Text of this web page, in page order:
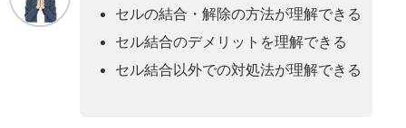
セルの結合・解除の方法が理解できる
セル結合のデメリットを理解できる
セル結合以外での対処法が理解できる